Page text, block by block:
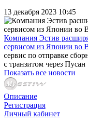
13 декабря 2023 10:45
Компания Эстив
сервисом из Японии во
сервис по отправке
с транзитом через Пусан
Показать все новости
Описание
Регистрация
Личный кабинет